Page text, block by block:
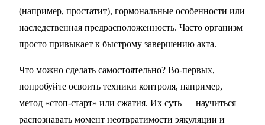
(например, простатит), гормональные особенности или
наследственная предрасположенность. Часто организм
просто привыкает к быстрому завершению акта.
Что можно сделать самостоятельно? Во-первых,
попробуйте освоить техники контроля, например,
метод «стоп-старт» или сжатия. Их суть — научиться
распознавать момент неотвратимости эякуляции и